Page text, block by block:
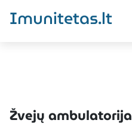
Imunitetas.lt
Žvejų ambulatorija